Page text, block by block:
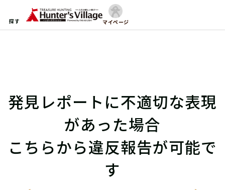
探す マイページ
発見レポートに不適切な表現
があった場合
こちらから違反報告が可能で
す